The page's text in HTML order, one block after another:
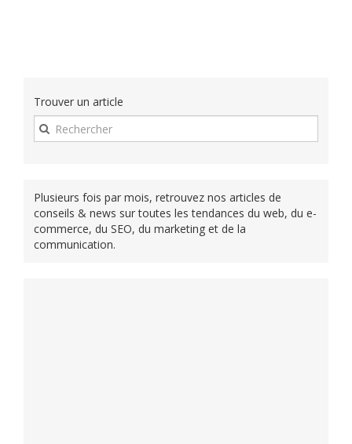
Trouver un article
Plusieurs fois par mois, retrouvez nos articles de
conseils & news sur toutes les tendances du web, du e-
commerce, du SEO, du marketing et de la
communication.